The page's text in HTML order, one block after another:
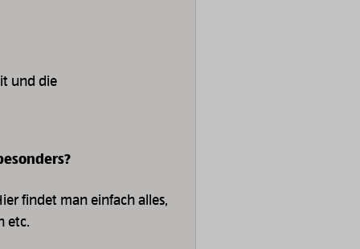
und die
findet man einfach alles,
etc.